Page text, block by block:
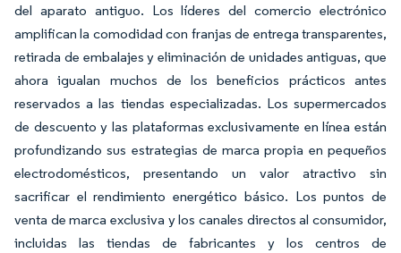
del aparato antiguo. Los líderes del comercio electrónico
amplifican la comodidad con franjas de entrega transparentes,
retirada de embalajes y eliminación de unidades antiguas, que
ahora igualan muchos de los beneficios prácticos antes
reservados a las tiendas especializadas. Los supermercados
de descuento y las plataformas exclusivamente en línea están
profundizando sus estrategias de marca propia en pequeños
electrodomésticos, presentando un valor atractivo sin
sacrificar el rendimiento energético básico. Los puntos de
venta de marca exclusiva y los canales directos al consumidor,
incluidas las tiendas de fabricantes y los centros de